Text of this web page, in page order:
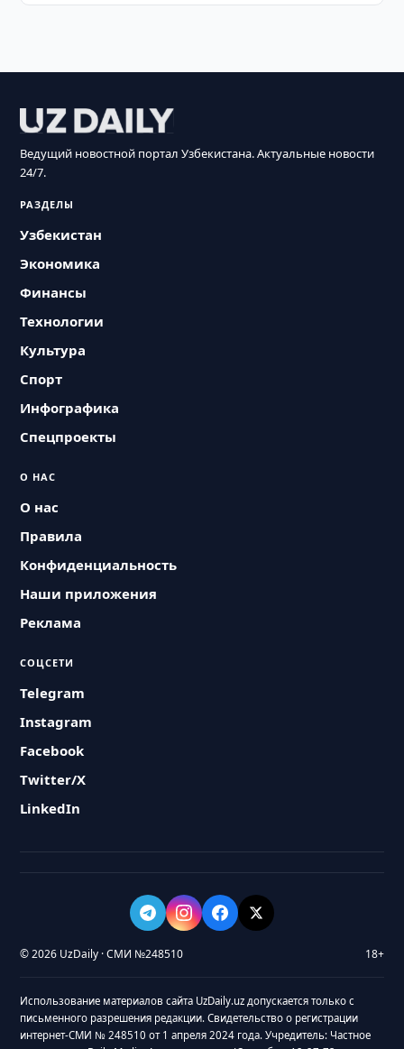
Ведущий новостной портал Узбекистана. Актуальные новости
24/7.
РАЗДЕЛЫ
Узбекистан
Экономика
Финансы
Технологии
Культура
Спорт
Инфографика
Спецпроекты
О НАС
О нас
Правила
Конфиденциальность
Наши приложения
Реклама
СОЦСЕТИ
Telegram
Instagram
Facebook
Twitter/X
LinkedIn
© 2026 UzDaily · СМИ №248510 18+
Использование материалов сайта UzDaily.uz допускается только с
письменного разрешения редакции. Свидетельство о регистрации
интернет-СМИ № 248510 от 1 апреля 2024 года. Учредитель: Частное